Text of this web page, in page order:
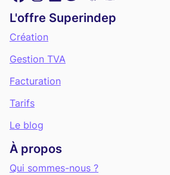
L'offre Superindep
Création
Gestion TVA
Facturation
Tarifs
Le blog
À propos
Qui sommes-nous ?